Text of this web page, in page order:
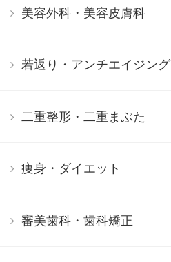
美容外科・美容皮膚科
若返り・アンチエイジング
二重整形・二重まぶた
痩身・ダイエット
審美歯科・歯科矯正